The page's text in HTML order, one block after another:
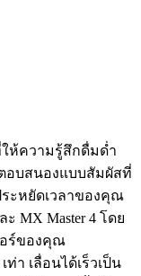
ห้ความรู้สึกดื่มด่ำ
อบสนองแบบสัมผัสที่
ะหยัดเวลาของคุณ
MX Master 4 โดย
อร์ของคุณ
า เลื่อนได้เร็วเป็น